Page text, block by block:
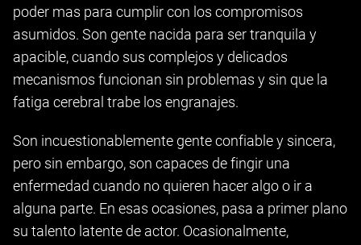
poder mas para cumplir con los compromisos
asumidos. Son gente nacida para ser tranquila y
apacible, cuando sus complejos y delicados
mecanismos funcionan sin problemas y sin que la
fatiga cerebral trabe los engranajes.
Son incuestionablemente gente confiable y sincera,
pero sin embargo, son capaces de fingir una
enfermedad cuando no quieren hacer algo o ir a
alguna parte. En esas ocasiones, pasa a primer plano
su talento latente de actor. Ocasionalmente,